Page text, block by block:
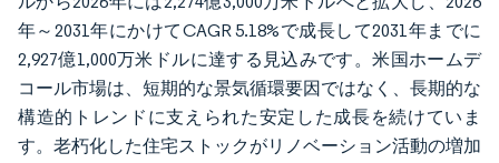
年～2031年にかけてCAGR 5.18%で成長して2031年までに
2,927億1,000万米ドルに達する見込みです。米国ホームデ
コール市場は、短期的な景気循環要因ではなく、長期的な
構造的トレンドに支えられた安定した成長を続けていま
す。老朽化した住宅ストックがリノベーション活動の増加